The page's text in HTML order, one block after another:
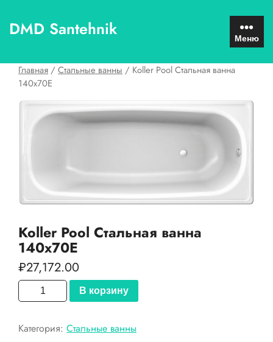
содержимому
DMD Santehnik Меню
Главная / Стальные ванны / Koller Pool Стальная ванна
140х70E
Koller Pool Стальная ванна
140х70E
₽27,172.00
Количество
товара
Pool
В корзину
Категория: Стальные ванны